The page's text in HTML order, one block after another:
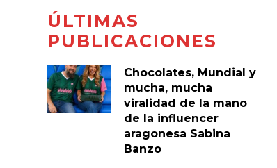
ÚLTIMAS
PUBLICACIONES
Chocolates, Mundial y
mucha, mucha
viralidad de la mano
de la influencer
aragonesa Sabina
Banzo